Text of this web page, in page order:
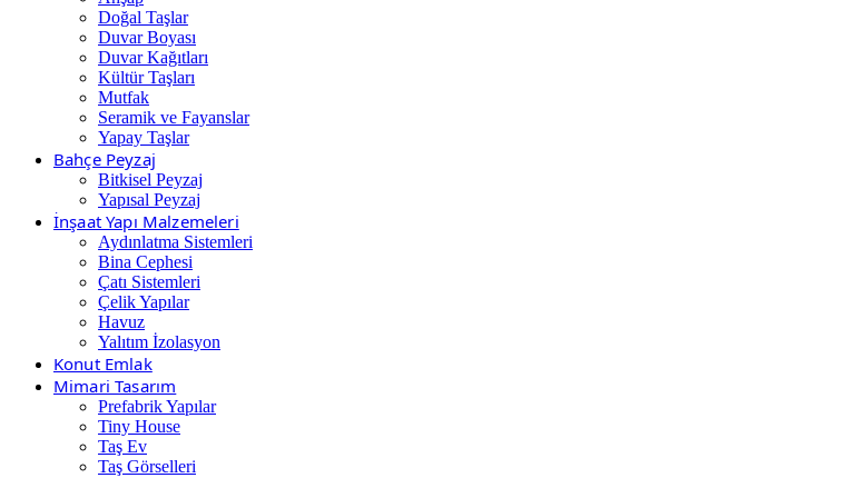
Doğal Taşlar
Duvar Boyası
Duvar Kağıtları
Kültür Taşları
Mutfak
Seramik ve Fayanslar
Yapay Taşlar
Bahçe Peyzaj
Bitkisel Peyzaj
Yapısal Peyzaj
İnşaat Yapı Malzemeleri
Aydınlatma Sistemleri
Bina Cephesi
Çatı Sistemleri
Çelik Yapılar
Havuz
Yalıtım İzolasyon
Konut Emlak
Mimari Tasarım
Prefabrik Yapılar
Tiny House
Taş Ev
Taş Görselleri